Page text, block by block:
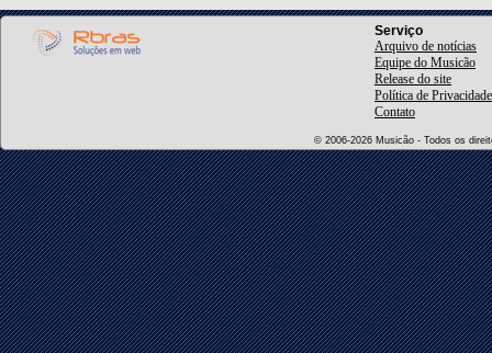
Serviço
Arquivo de notícias
Equipe do Musicão
Release do site
Política de Privacidade
Contato
© 2006-2026 Musicão - Todos os